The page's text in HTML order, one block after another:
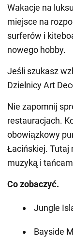
Wakacje na
miejsce na
surferów i
nowego hobby.
Jeśli szukasz
Dzielnicy Art
Nie zapomnij
restauracjach.
obowiązkowy
Łacińskiej. Tutaj
muzyką i
Co zobaczyć.
Jungle
Bayside